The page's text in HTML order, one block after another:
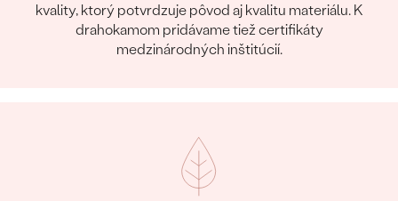
kvality, ktorý potvrdzuje pôvod aj kvalitu materiálu. K
drahokamom pridávame tiež certifikáty
medzinárodných inštitúcií.